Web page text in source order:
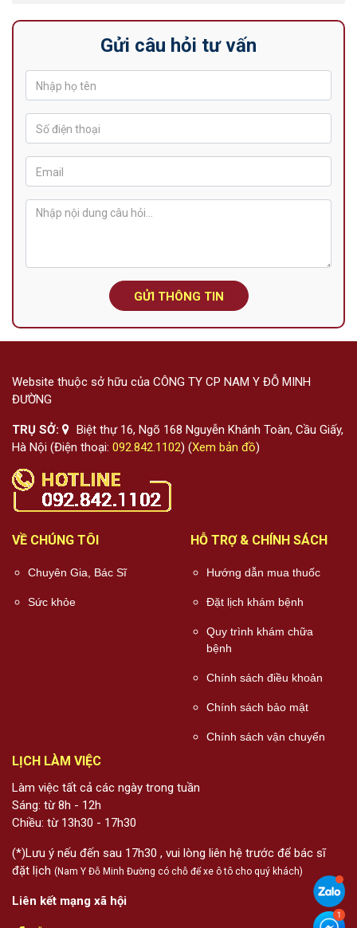
Gửi câu hỏi tư vấn
GỬI THÔNG TIN
Website thuộc sở hữu của CÔNG TY CP NAM Y ĐỖ MINH
ĐƯỜNG
TRỤ SỞ:
Biệt thự 16, Ngõ 168 Nguyễn Khánh Toàn, Cầu Giấy,
Hà Nội (Điện thoại: 092.842.1102) (Xem bản đồ)
VỀ CHÚNG TÔI
Chuyên Gia, Bác Sĩ
Sức khỏe
HỖ TRỢ & CHÍNH SÁCH
Hướng dẫn mua thuốc
Đặt lịch khám bệnh
Quy trình khám chữa
bệnh
Chính sách điều khoản
Chính sách bảo mật
Chính sách vận chuyển
LỊCH LÀM VIỆC
Làm việc tất cả các ngày trong tuần
Sáng: từ 8h - 12h
Chiều: từ 13h30 - 17h30
(*)Lưu ý nếu đến sau 17h30 , vui lòng liên hệ trước để bác sĩ
đặt lịch (Nam Y Đỗ Minh Đường có chỗ để xe ô tô cho quý khách)
Liên kết mạng xã hội